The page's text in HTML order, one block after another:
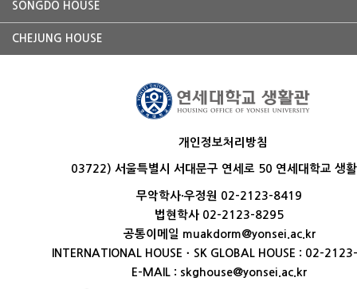
SONGDO HOUSE
CHEJUNG HOUSE
개인정보처리방침
03722) 서울특별시 서대문구 연세로 50 연세대학교 생
무악학사·우정원 02-2123-8419
법현학사 02-2123-8295
공통이메일 muakdorm@yonsei.ac.kr
INTERNATIONAL HOUSEㆍSK GLOBAL HOUSE : 02-
E-MAIL : skghouse@yonsei.ac.kr